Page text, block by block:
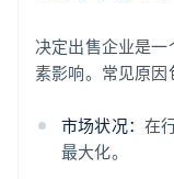
决定出售企业是
素影响。常见原因
市场状况： 在
最大化。